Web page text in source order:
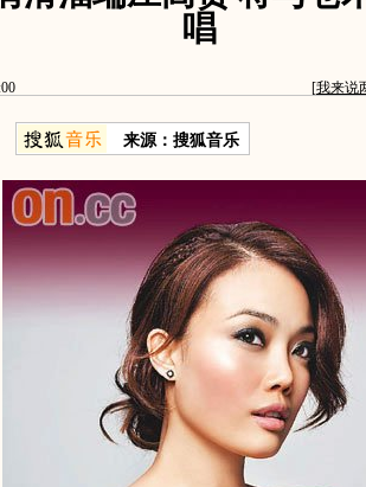
唱
[我来说
来源： 搜狐音乐